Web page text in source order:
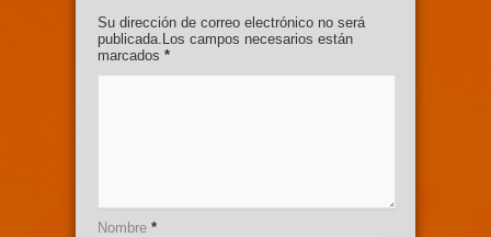
Su dirección de correo electrónico no será
publicada.Los campos necesarios están
marcados *
Nombre *